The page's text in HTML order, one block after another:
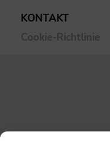
KONTAKT
Cookie-Richtlinie